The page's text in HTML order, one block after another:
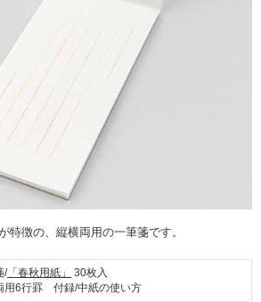
特徴の、縦横両用の一筆箋です。
/「春秋用紙」
30枚入
用6行罫 付録/中紙の使い方